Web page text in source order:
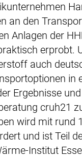
an den
Anlagen der
erprobt.
auch
in
Ergebnisse
cruh21
wird mit rund
und ist Teil
Institut